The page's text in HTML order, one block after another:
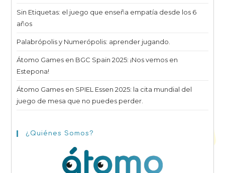
Sin Etiquetas: el juego que enseña empatía desde los 6
años
Palabrópolis y Numerópolis: aprender jugando.
Átomo Games en BGC Spain 2025: ¡Nos vemos en
Estepona!
Átomo Games en SPIEL Essen 2025: la cita mundial del
juego de mesa que no puedes perder.
¿Quiénes Somos?